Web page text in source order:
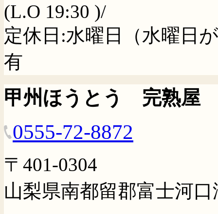
(L.O 19:30 )/
定休日:水曜日（水曜日
有
甲州ほうとう 完熟屋
0555-72-8872
〒401-0304
山梨県南都留郡富士河口